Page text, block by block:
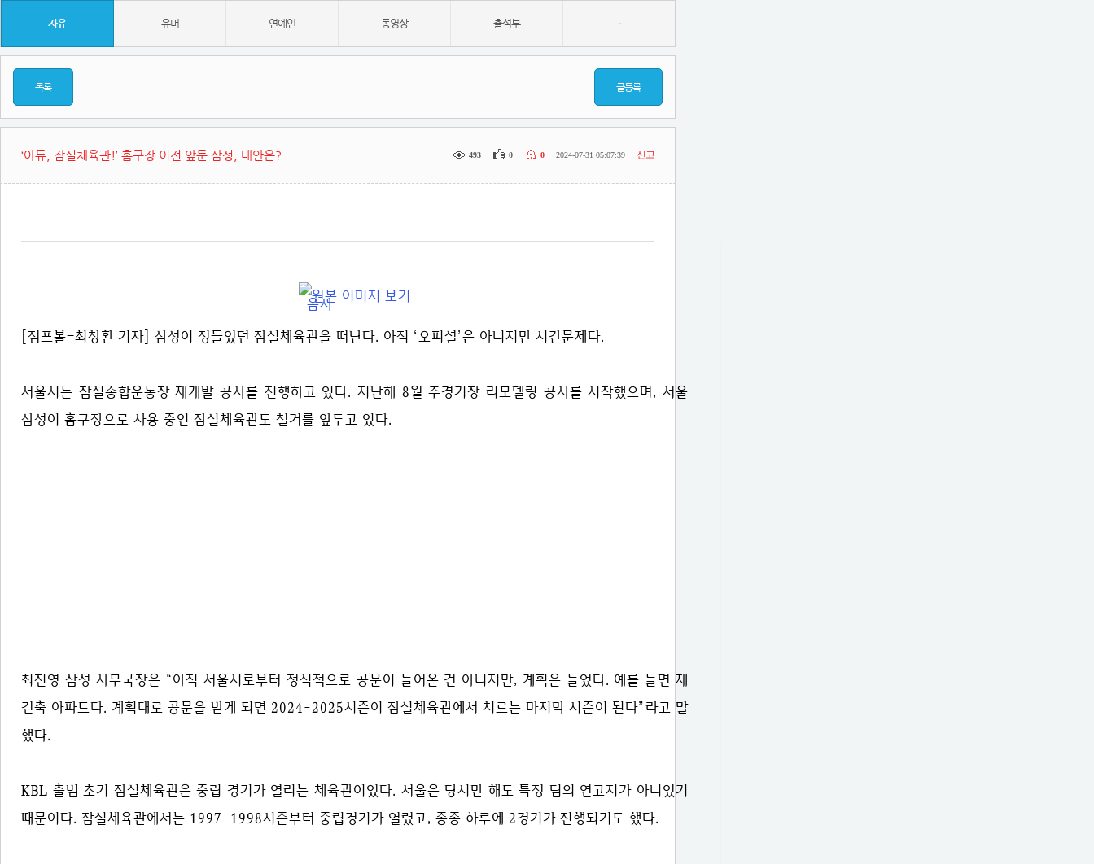
자유 유머 연예인 동영상 출석부 -
글등록
목록
‘아듀, 잠실체육관!’ 홈구장 이전 앞둔 삼성, 대안은? 493 0 0 2024-07-31 05:07:39 신고
[점프볼=최창환 기자] 삼성이 정들었던 잠실체육관을 떠난다. 아직 ‘오피셜’은 아니지만 시간문제다.
서울시는 잠실종합운동장 재개발 공사를 진행하고 있다. 지난해 8월 주경기장 리모델링 공사를 시작했으며, 서울
삼성이 홈구장으로 사용 중인 잠실체육관도 철거를 앞두고 있다.
최진영 삼성 사무국장은 “아직 서울시로부터 정식적으로 공문이 들어온 건 아니지만, 계획은 들었다. 예를 들면 재
건축 아파트다. 계획대로 공문을 받게 되면 2024-2025시즌이 잠실체육관에서 치르는 마지막 시즌이 된다”라고 말
했다.
KBL 출범 초기 잠실체육관은 중립 경기가 열리는 체육관이었다. 서울은 당시만 해도 특정 팀의 연고지가 아니었기
때문이다. 잠실체육관에서는 1997-1998시즌부터 중립경기가 열렸고, 종종 하루에 2경기가 진행되기도 했다.